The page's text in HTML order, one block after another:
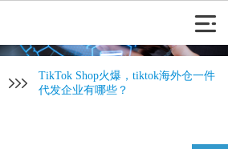
TikTok Shop火爆，tiktok海外仓一件
代发企业有哪些？